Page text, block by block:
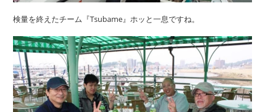
検量を終えたチーム『Tsubame』ホッと一息ですね。